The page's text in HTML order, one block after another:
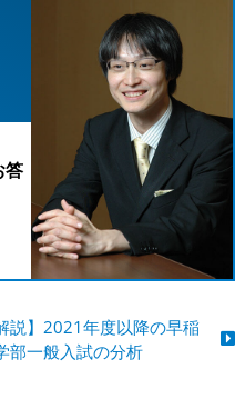
答
説】2021年度以降の早稲
部一般入試の分析